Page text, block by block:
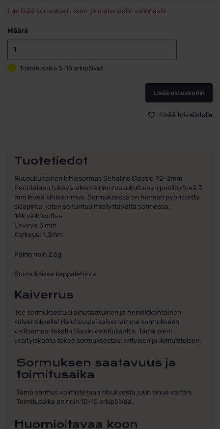
Lue lisää sormuksen koon ja materiaalin valinnasta
Määrä
Schalins
92-
3
Toimitusaika 5-15 arkipäivää
Lisää ostoskoriin
Lisää toivelistalle
Tuotetiedot
Ruusukultainen kihlasormus Schalins Classic 92-3mm
Perinteinen tukevarakenteinen ruusukultainen puolipyöreä 3
mm leveä kihlasormus. Sormuksessa on hieman pyöristetty
sisäpinta, joten se tuntuu miellyttävältä sormessa.
14k valkokultaa
Leveys:3 mm
Korkeus: 1,3mm
Paino noin 2,6g
Sormuksissa kappalehinta.
Kaiverrus
Tee sormuksestasi ainutlaatuinen ja henkilökohtainen
kaiverruksella! Halutessasi kaiverramme sormukseen
valitsemasi tekstin täysin veloituksetta. Tämä pieni
yksityiskohta tekee sormuksestasi erityisen ja ikimuistoisen.
Sormuksen saatavuus ja
toimitusaika
Tämä sormus valmistetaan tilauksesta juuri sinua varten.
Toimitusaika on noin 10-15 arkipäivää.
Huomioitavaa koon